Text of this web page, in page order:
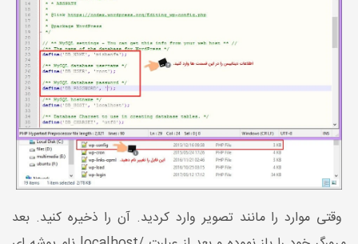
وقتی موارد را مانند تصویر وارد کردید. آن را ذخیره کنید. بعد